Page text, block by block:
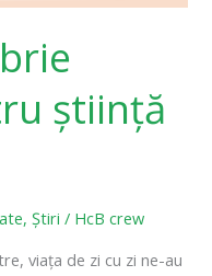
știință
,Știri / HcB crew
viața de zi cu zi ne-au